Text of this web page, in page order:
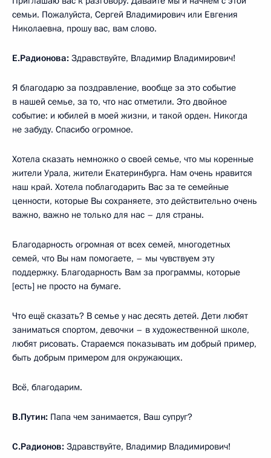
семьи. Пожалуйста, Сергей Владимирович или Евгения
Николаевна, прошу вас, вам слово.
Е.Радионова: Здравствуйте, Владимир Владимирович!
Я благодарю за поздравление, вообще за это событие
в нашей семье, за то, что нас отметили. Это двойное
событие: и юбилей в моей жизни, и такой орден. Никогда
не забуду. Спасибо огромное.
Хотела сказать немножко о своей семье, что мы коренные
жители Урала, жители Екатеринбурга. Нам очень нравится
наш край. Хотела поблагодарить Вас за те семейные
ценности, которые Вы сохраняете, это действительно очень
важно, важно не только для нас – для страны.
Благодарность огромная от всех семей, многодетных
семей, что Вы нам помогаете, – мы чувствуем эту
поддержку. Благодарность Вам за программы, которые
[есть] не просто на бумаге.
Что ещё сказать? В семье у нас десять детей. Дети любят
заниматься спортом, девочки – в художественной школе,
любят рисовать. Стараемся показывать им добрый пример,
быть добрым примером для окружающих.
Всё, благодарим.
В.Путин: Папа чем занимается, Ваш супруг?
С.Радионов: Здравствуйте, Владимир Владимирович!